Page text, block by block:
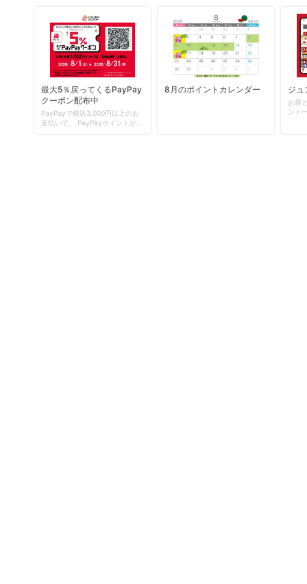
最大5％戻ってくるPayPay
クーポン配布中
PayPayで税込3,000円以上のお
支払いで、 PayPayポイントが最
8月のポイントカレンダー ジュ
お得
ンドーア